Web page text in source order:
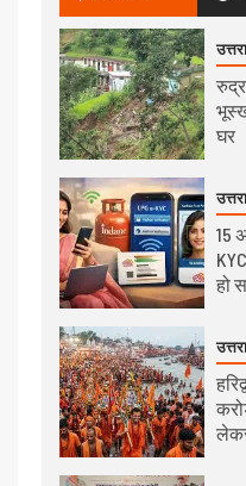
घर
15
हो